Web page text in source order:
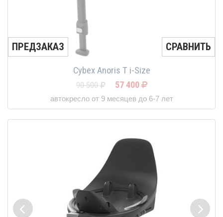
ПРЕДЗАКАЗ СРАВНИТЬ
Cybex Anoris T i-Size
90 500 57 400
автокресло от 9 месяцев до 6-7 лет